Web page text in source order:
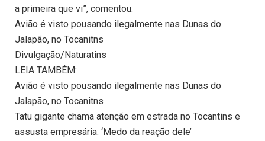
a primeira que vi”, comentou.
Avião é visto pousando ilegalmente nas Dunas do
Jalapão, no Tocanitns
Divulgação/Naturatins
LEIA TAMBÉM:
Avião é visto pousando ilegalmente nas Dunas do
Jalapão, no Tocanitns
Tatu gigante chama atenção em estrada no Tocantins e
assusta empresária: ‘Medo da reação dele’